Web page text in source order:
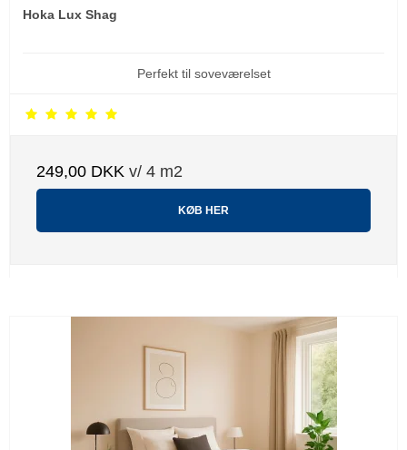
Hoka Lux Shag
Perfekt til soveværelset
249,00 DKK v/ 4 m2
KØB HER